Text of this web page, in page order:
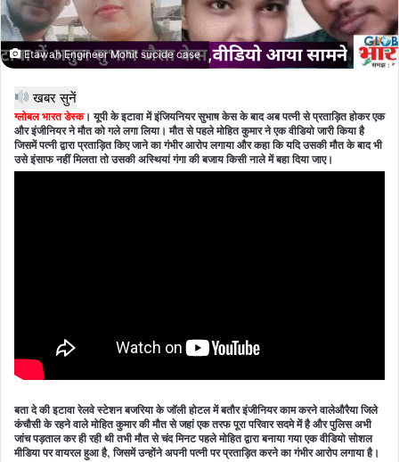
Etawah Engineer Mohit sucide case
खबर सुनें
ग्लोबल भारत डेस्क। यूपी के इटावा में इंजियनियर सुभाष केस के बाद अब पत्नी से प्रताड़ित होकर एक
और इंजीनियर ने मौत को गले लगा लिया। मौत से पहले मोहित कुमार ने एक वीडियो जारी किया है
जिसमें पत्नी द्वारा प्रताड़ित किए जाने का गंभीर आरोप लगाया और कहा कि यदि उसकी मौत के बाद भी
उसे इंसाफ नहीं मिलता तो उसकी अस्थियां गंगा की बजाय किसी नाले में बहा दिया जाए।
बता दे की इटावा रेलवे स्टेशन बजरिया के जॉली होटल में बतौर इंजीनियर काम करने वालेऔरैया जिले
कंचौसी के रहने वाले मोहित कुमार की मौत से जहां एक तरफ पूरा परिवार सदमे में है और पुलिस अभी
जांच पड़ताल कर ही रही थी तभी मौत से चंद मिनट पहले मोहित द्वारा बनाया गया एक वीडियो सोशल
मीडिया पर वायरल हुआ है, जिसमें उन्होंने अपनी पत्नी पर प्रताड़ित करने का गंभीर आरोप लगाया है।